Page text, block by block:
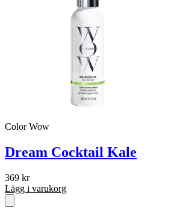
Color Wow
Dream Cocktail Kale
369 kr
Lägg i varukorg